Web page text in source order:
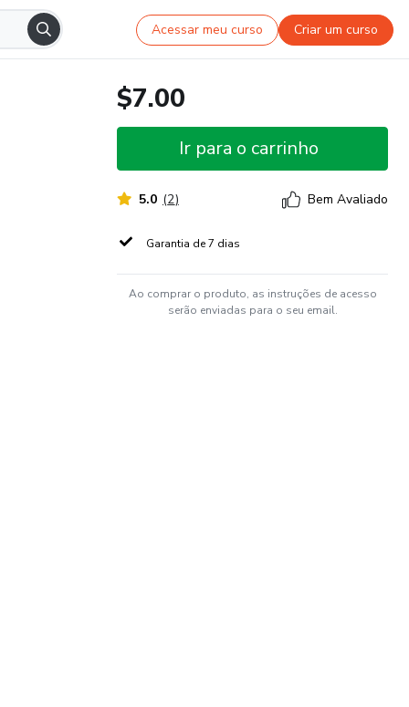
Acessar meu curso Criar um curso
$7.00
Ir para o carrinho
5.0 (2) Bem Avaliado
Garantia de 7 dias
Ao comprar o produto, as instruções de acesso
serão enviadas para o seu email.